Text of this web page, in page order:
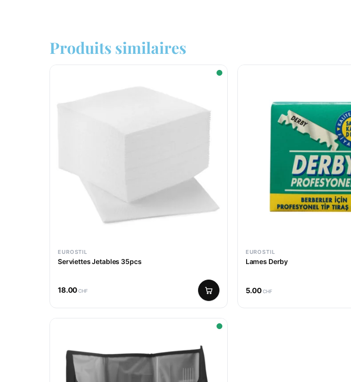
Produits similaires
EUROSTIL
Serviettes Jetables 35pcs
18.00CHF
EUROSTIL
Lames Derby
5.00CHF